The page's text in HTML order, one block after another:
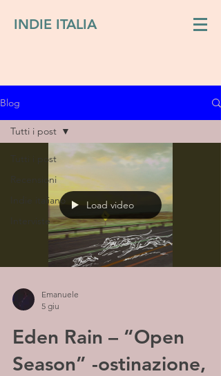
INDIE ITALIA
Blog
Tutti i post
Recensioni
Indie italiano
Interviste
Tutti i post
Load video
Emanuele
5 giu
Eden Rain – “Open
Season” -ostinazione,